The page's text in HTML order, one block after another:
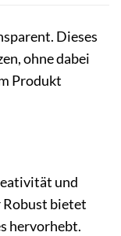
Dieses
ohne dabei
Produkt
und
Robust bietet
hervorhebt.